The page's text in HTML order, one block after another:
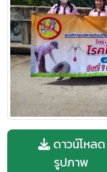
ดาวน์โหลด
รูปภาพ